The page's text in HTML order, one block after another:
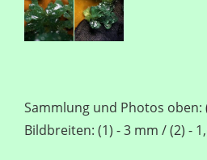
Sammlung und Photos oben:
Bildbreiten: (1) - 3 mm / (2) -